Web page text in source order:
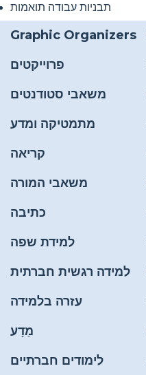
תבניות עבודה תואמות
Graphic Organizers
פרוייקטים
משאבי סטודנטים
מתמטיקה ומדע
קריאה
משאבי המורה
כתיבה
למידת שפה
למידה רגשית חברתית
עזרה בלמידה
מַדָע
לימודים חברתיים